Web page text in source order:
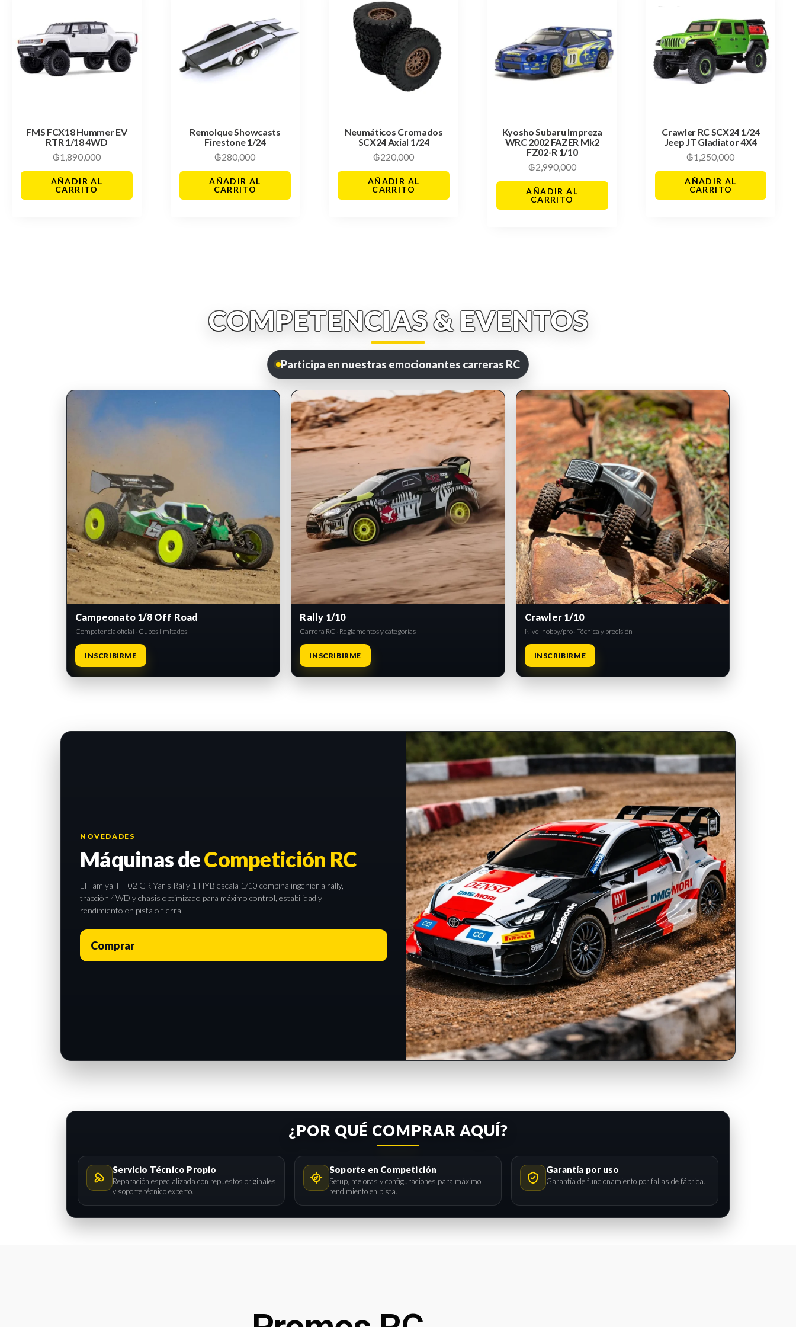
FMS FCX18 Hummer EV
RTR 1/18 4WD
₲1,890,000
AÑADIR AL
CARRITO
Remolque Showcasts
Firestone 1/24
₲280,000
AÑADIR AL
CARRITO
Neumáticos Cromados
SCX24 Axial 1/24
₲220,000
AÑADIR AL
CARRITO
Kyosho Subaru Impreza
WRC 2002 FAZER Mk2
FZ02-R 1/10
₲2,990,000
AÑADIR AL
CARRITO
Crawler RC SCX24 1/24
Jeep JT Gladiator 4X4
₲1,250,000
AÑADIR AL
CARRITO
COMPETENCIAS & EVENTOS
Participa en nuestras emocionantes carreras RC
INSCRIPCIONES ABIERTAS
Campeonato 1/8 Off Road
Competencia oficial · Cupos limitados
INSCRIBIRME
INSCRIPCIONES ABIERTAS
Rally 1/10
Carrera RC · Reglamentos y categorías
INSCRIBIRME
INSCRIPCIONES ABIERTAS
Crawler 1/10
Nivel hobby/pro · Técnica y precisión
INSCRIBIRME
NOVEDADES
Máquinas deCompetición RC
El Tamiya TT-02 GR Yaris Rally 1 HYB escala 1/10 combina ingeniería rally,
tracción 4WD y chasis optimizado para máximo control, estabilidad y
rendimiento en pista o tierra.
Comprar
¿POR QUÉ COMPRAR AQUÍ?
Servicio Técnico Propio
Reparación especializada con repuestos originales
y soporte técnico experto.
Soporte en Competición
Setup, mejoras y configuraciones para máximo
rendimiento en pista.
Garantía por uso
Garantía de funcionamiento por fallas de fábrica.